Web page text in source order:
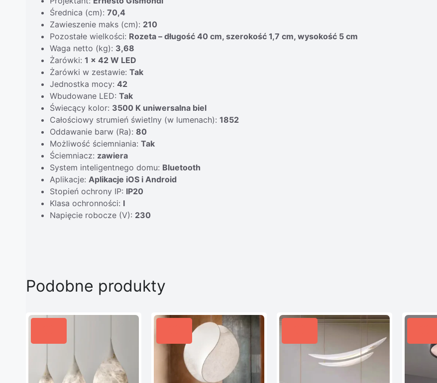
Średnica (cm): 70,4
Zawieszenie maks (cm): 210
Pozostałe wielkości: Rozeta – długość 40 cm, szerokość 1,7 cm, wysokość 5 cm
Waga netto (kg): 3,68
Żarówki: 1 x 42 W LED
Żarówki w zestawie: Tak
Jednostka mocy: 42
Wbudowane LED: Tak
Świecący kolor: 3500 K uniwersalna biel
Całościowy strumień świetlny (w lumenach): 1852
Oddawanie barw (Ra): 80
Możliwość ściemniania: Tak
Ściemniacz: zawiera
System inteligentnego domu: Bluetooth
Aplikacje: Aplikacje iOS i Android
Stopień ochrony IP: IP20
Klasa ochronności: I
Napięcie robocze (V): 230
Podobne produkty